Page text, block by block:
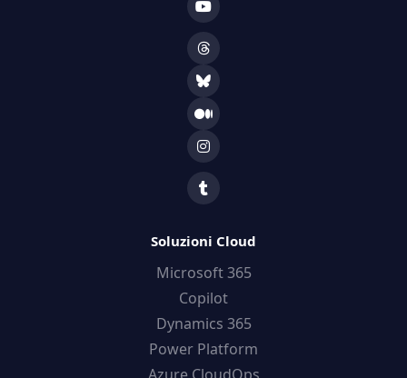
Soluzioni Cloud
Microsoft 365
Copilot
Dynamics 365
Power Platform